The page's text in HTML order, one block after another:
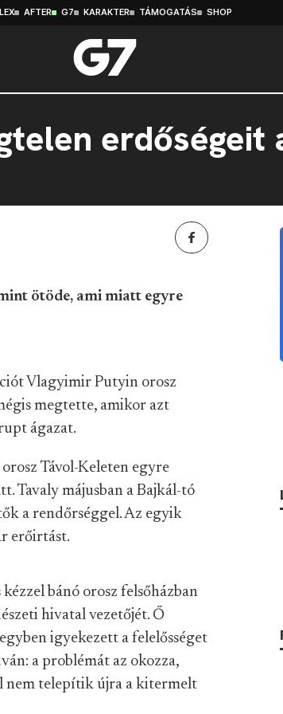
AFTER G7 KARAKTER TÁMOGATÁS SHOP
erdőségeit
ötöde, ami miatt egyre
Vlagyimir Putyin orosz
megtette, amikor azt
ágazat.
Távol-Keleten egyre
Tavaly májusban a Bajkál-tó
a rendőrséggel. Az egyik
erőirtást.
bánó orosz felsőházban
hivatal vezetőjét. Ő
igyekezett a felelősséget
a problémát az okozza,
nem telepítik újra a kitermelt